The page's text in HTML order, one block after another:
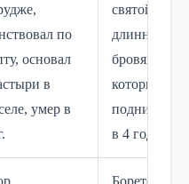
по
основал
в
умер в
святой с
длинными
бровями,
которые
поднимает
в 4 года